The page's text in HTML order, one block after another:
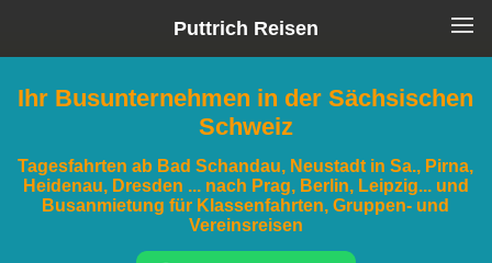
Puttrich Reisen
Ihr Busunternehmen in der Sächsischen
Schweiz
Tagesfahrten ab Bad Schandau, Neustadt in Sa., Pirna,
Heidenau, Dresden ... nach Prag, Berlin, Leipzig... und
Busanmietung für Klassenfahrten, Gruppen- und
Vereinsreisen